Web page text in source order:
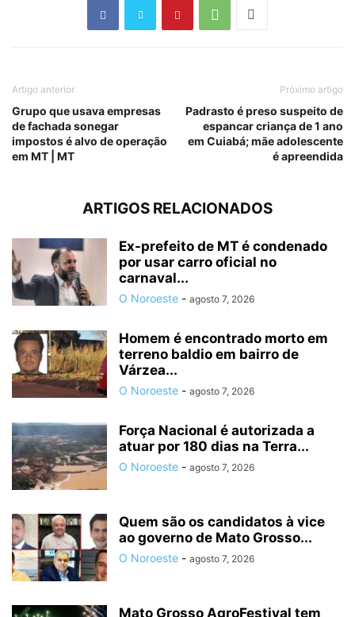
Artigo anterior
Grupo que usava empresas
de fachada sonegar
impostos é alvo de operação
em MT | MT
Próximo artigo
Padrasto é preso suspeito de
espancar criança de 1 ano
em Cuiabá; mãe adolescente
é apreendida
ARTIGOS RELACIONADOS
Ex-prefeito de MT é condenado
por usar carro oficial no
carnaval...
O Noroeste - agosto 7, 2026
Homem é encontrado morto em
terreno baldio em bairro de
Várzea...
O Noroeste - agosto 7, 2026
Força Nacional é autorizada a
atuar por 180 dias na Terra...
O Noroeste - agosto 7, 2026
Quem são os candidatos à vice
ao governo de Mato Grosso...
O Noroeste - agosto 7, 2026
Mato Grosso AgroFestival tem